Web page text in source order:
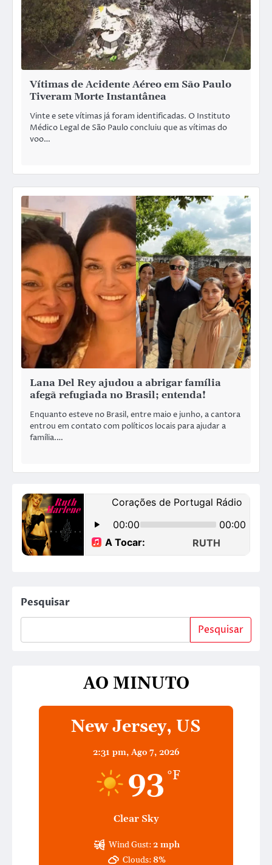
Vítimas de Acidente Aéreo em São Paulo
Tiveram Morte Instantânea
Vinte e sete vítimas já foram identificadas. O Instituto
Médico Legal de São Paulo concluiu que as vítimas do
voo…
Lana Del Rey ajudou a abrigar família
afegã refugiada no Brasil; entenda!
Enquanto esteve no Brasil, entre maio e junho, a cantora
entrou em contato com políticos locais para ajudar a
família.…
Pesquisar
Pesquisar
AO MINUTO
New Jersey, US
2:31 pm, Ago 7, 2026
93 °F
Clear Sky
Wind Gust:2 mph
Clouds:8%